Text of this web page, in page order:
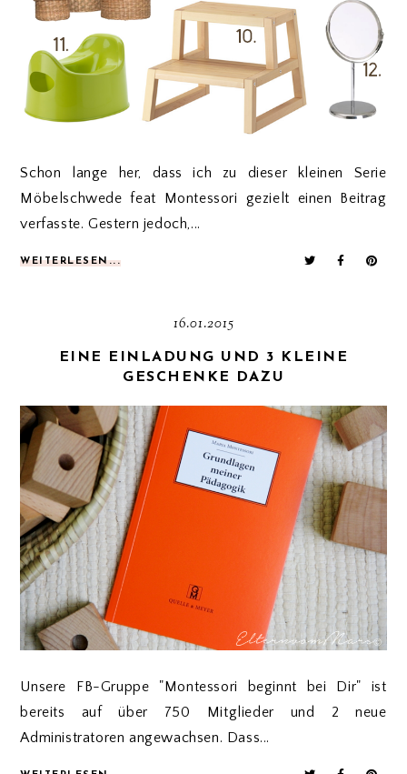
Schon lange her, dass ich zu dieser kleinen Serie
Möbelschwede feat Montessori gezielt einen Beitrag
verfasste. Gestern jedoch,...
WEITERLESEN...
16.01.2015
EINE EINLADUNG UND 3 KLEINE
GESCHENKE DAZU
Unsere FB-Gruppe "Montessori beginnt bei Dir" ist
bereits auf über 750 Mitglieder und 2 neue
Administratoren angewachsen. Dass...